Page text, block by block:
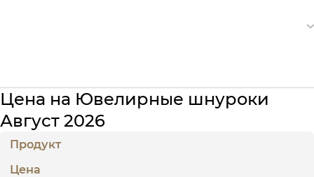
Цена на Ювелирные шнуроки
Август 2026
Продукт
Цена